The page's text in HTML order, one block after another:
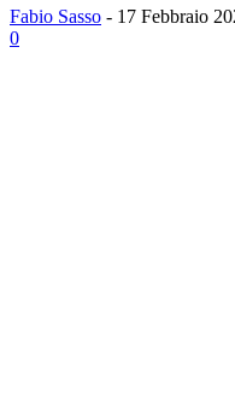
Fabio Sasso - 17 Febbraio
0